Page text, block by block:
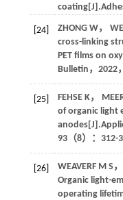
coating[J].
[24] ZHONG W，
cross-linking
PET films on
Bulletin ， 2022，
[25] FEHSE K，
of organic light
anodes[J].
93（8）：312-
[26] WEAVERF M S ，
Organic light-
operating